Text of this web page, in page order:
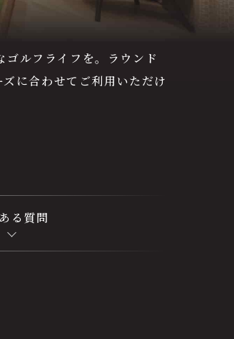
ルフライフを。ラウンド
に合わせてご利用いただけ
る質問